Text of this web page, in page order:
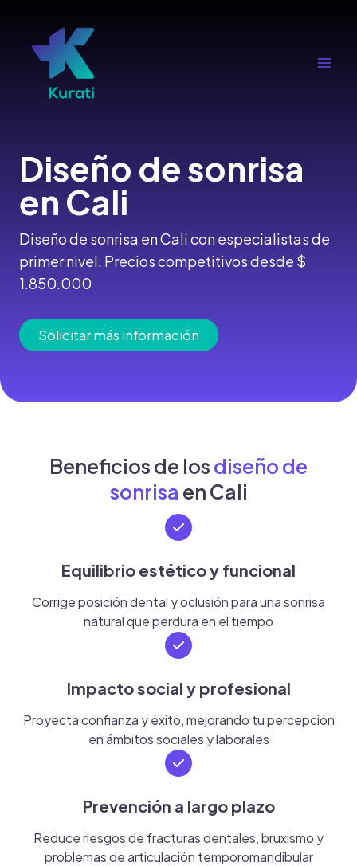
contenido
Diseño de sonrisa
en Cali
Diseño de sonrisa en Cali con especialistas de
primer nivel. Precios competitivos desde $
1.850.000
Solicitar más información
Beneficios de losdiseño de
sonrisa en Cali
Equilibrio estético y funcional
Corrige posición dental y oclusión para una sonrisa
natural que perdura en el tiempo
Impacto social y profesional
Proyecta confianza y éxito, mejorando tu percepción
en ámbitos sociales y laborales
Prevención a largo plazo
Reduce riesgos de fracturas dentales, bruxismo y
problemas de articulación temporomandibular